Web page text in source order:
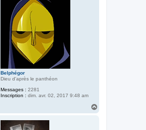
Belphégor
Dieu d'après le panthéon
Messages : 2281
Inscription : dim. avr. 02, 2017 9:48 am